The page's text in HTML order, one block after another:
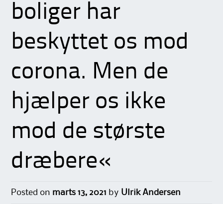
boliger har
beskyttet os mod
corona. Men de
hjælper os ikke
mod de største
dræbere«
Posted on marts 13, 2021 by Ulrik Andersen